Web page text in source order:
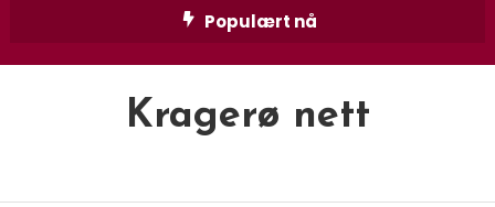
Populært nå
Kragerø nett